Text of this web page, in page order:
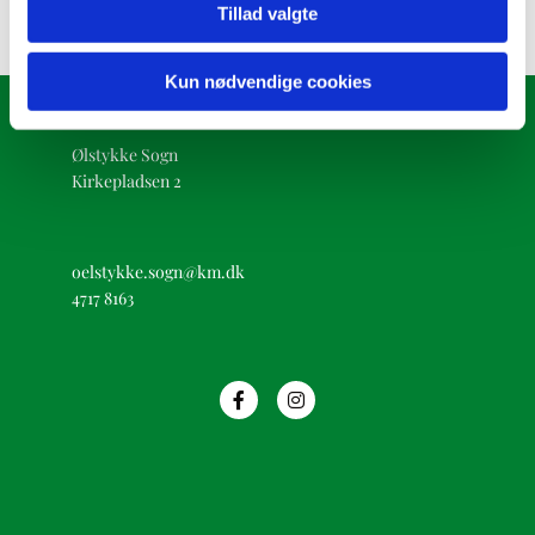
Tillad valgte
Kun nødvendige cookies
Ølstykke Sogn
Kirkepladsen 2
oelstykke.sogn@km.dk
4717 8163